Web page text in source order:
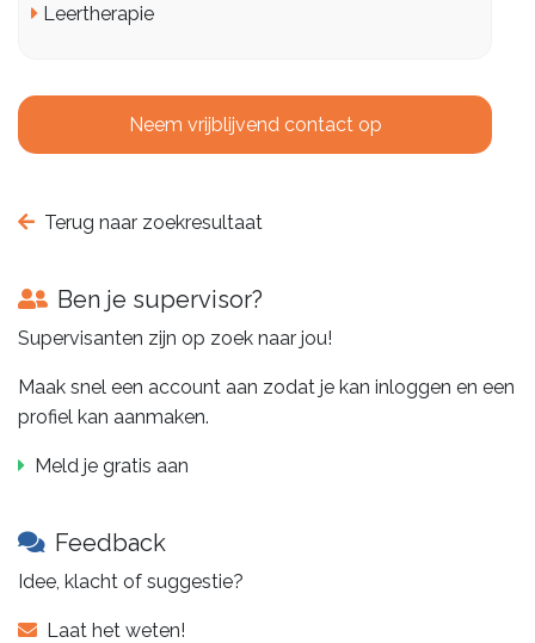
Leertherapie
Neem vrijblijvend contact op
Terug naar zoekresultaat
Ben je supervisor?
Supervisanten zijn op zoek naar jou!
Maak snel een account aan zodat je kan inloggen en een
profiel kan aanmaken.
Meld je gratis aan
Feedback
Idee, klacht of suggestie?
Laat het weten!